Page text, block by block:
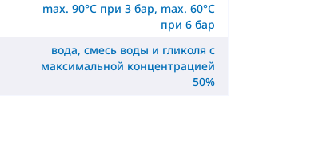
max. 90°C при 3 бар, max. 60°C
при 6 бар
вода, смесь воды и гликоля с
максимальной концентрацией
50%